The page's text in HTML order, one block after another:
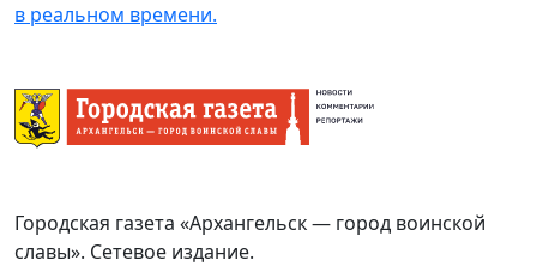
в реальном времени.
Городская газета «Архангельск — город воинской
славы». Сетевое издание.